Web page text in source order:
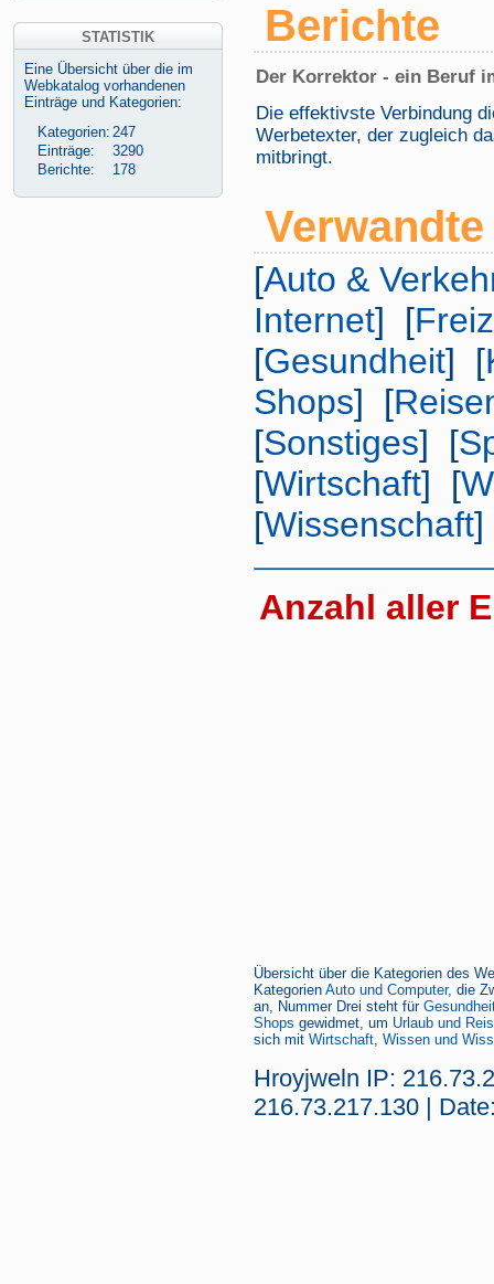
Berichte
Der Korrektor - ein Beruf
Die effektivste Verbindung
Werbetexter, der zugleich
mitbringt.
[Auto &
Internet] [
[Gesundheit] [
Shops] [
[Sonstiges] [
[Wirtschaft] [
[Wissenschaft]
Anzahl aller
Übersicht über die Kategorien des
Kategorien Auto und Computer, die
an, Nummer Drei steht für
Shops gewidmet, um Urlaub und
sich mit Wirtschaft, Wissen und
Hroyjweln IP:
216.73.217.130 |
STATISTIK
Eine Übersicht über die im
Webkatalog vorhandenen
Einträge und Kategorien:
Kategorien: 247
Einträge:
3290
Berichte:
178